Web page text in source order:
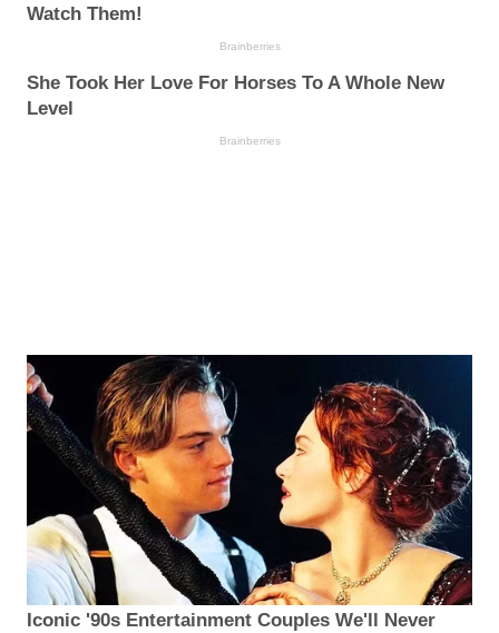
Watch Them!
Brainberries
She Took Her Love For Horses To A Whole New
Level
Brainberries
Iconic '90s Entertainment Couples We'll Never